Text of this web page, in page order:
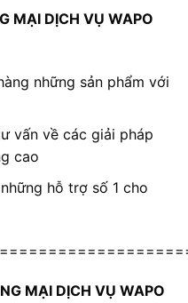
MẠI DỊCH VỤ WAPO
những sản phẩm với
về các giải pháp
cao
hỗ trợ số 1 cho
MẠI DỊCH VỤ WAPO